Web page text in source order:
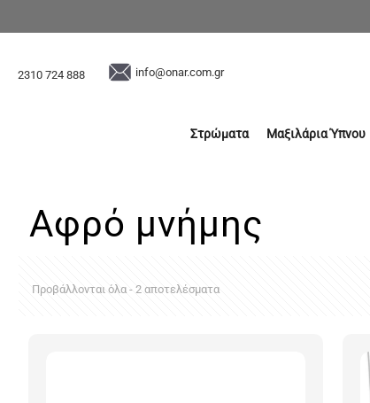
2310 724 888 info@onar.com.gr
Στρώματα Μαξιλάρια Ύπνου
Αφρό μνήμης
Προβάλλονται όλα - 2 αποτελέσματα